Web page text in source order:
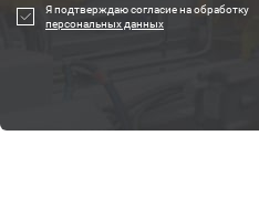
Я подтверждаю согласие на обработку
персональных данных